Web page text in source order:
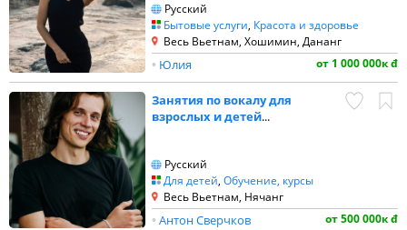
Русский
Бытовые услуги, Красота и здоровье
Весь Вьетнам, Хошимин, Дананг
от 1 000 000к đ
• Юлия
Занятия по вокалу для
взрослых и детей...
Русский
Для детей, Обучение, курсы
Весь Вьетнам, Нячанг
от 500 000к đ
• Антон Сверчков